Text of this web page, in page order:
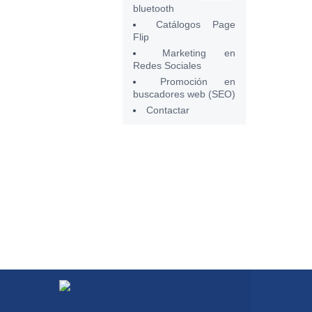
bluetooth
Catálogos Page
Flip
Marketing en
Redes Sociales
Promoción en
buscadores web (SEO)
Contactar